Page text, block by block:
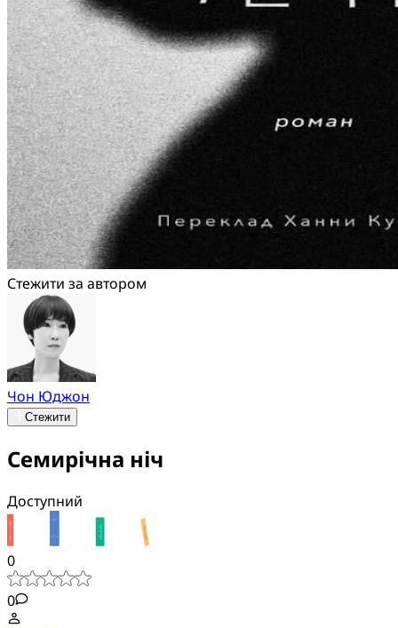
Стежити за автором
Чон Юджон
Стежити
Семирічна ніч
Доступний
0
0